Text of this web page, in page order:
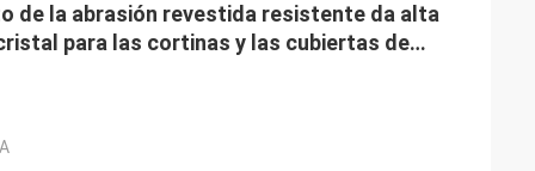
de la abrasión revestida resistente da alta
para las cortinas y las cubiertas de